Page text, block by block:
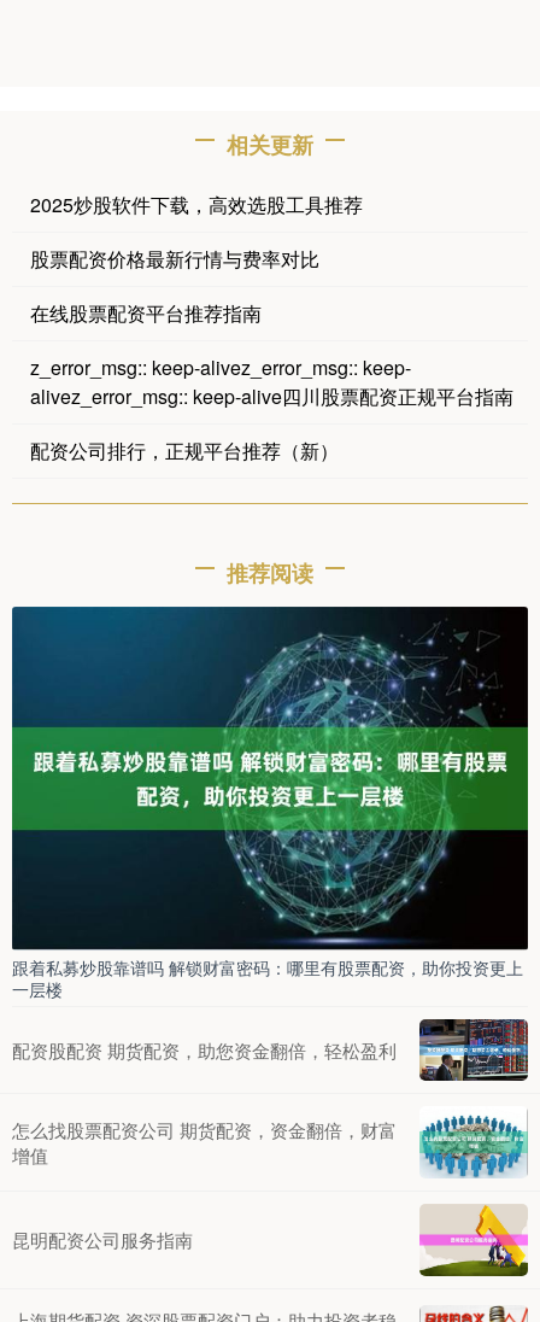
相关更新
2025炒股软件下载，高效选股工具推荐
股票配资价格最新行情与费率对比
在线股票配资平台推荐指南
z_error_msg:: keep-alivez_error_msg:: keep-
alivez_error_msg:: keep-alive四川股票配资正规平台指南
配资公司排行，正规平台推荐（新）
推荐阅读
跟着私募炒股靠谱吗 解锁财富密码：哪里有股票配资，助你投资更上
一层楼
配资股配资 期货配资，助您资金翻倍，轻松盈利
怎么找股票配资公司 期货配资，资金翻倍，财富
增值
昆明配资公司服务指南